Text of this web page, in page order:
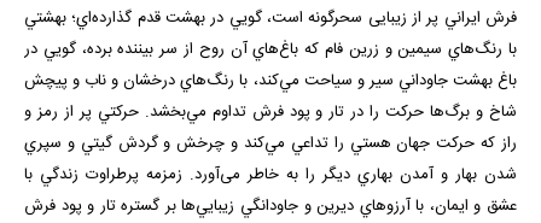
فرش ايراني پر از زيبایی سحرگونه است، گويي در بهشت قدم گذارده‌اي؛ بهشتي
با رنگ‌هاي سيمين و زرين فام كه باغ‌هاي آن روح از سر بيننده برده، ‌گويي در
باغ بهشت جاوداني سير و سياحت مي‌كند، با رنگ‌هاي درخشان و ناب و پیچش
شاخ و برگ‌ها حركت را در تار و پود فرش تداوم مي‌بخشد. حركتي پر از رمز و
راز كه حركت جهان هستي را تداعي مي‌كند و چرخش و گردش گيتي و سپري
شدن بهار و آمدن بهاري ديگر را به خاطر می‌آورد. زمزمه پرطراوت زندگي با
عشق و ايمان، با آرزوهاي ديرين و جاودانگي زيبايي‌ها بر گستره تار و پود فرش